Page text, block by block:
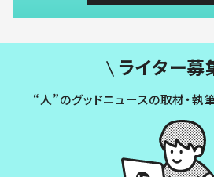
ライター募
“人”のグッドニュースの取材・執